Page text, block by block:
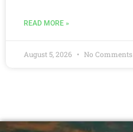
READ MORE »
August 5, 2026 No Comments